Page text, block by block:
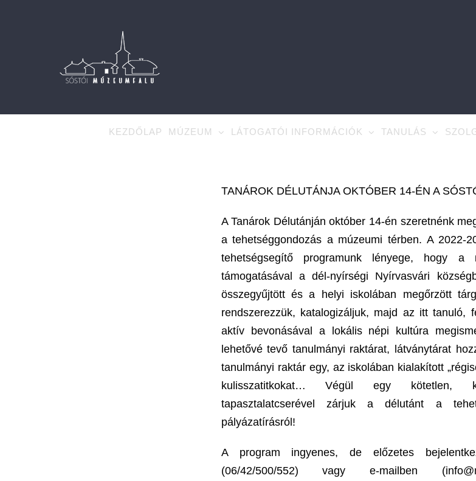
KEZDŐLAP MÚZEUM LÁTOGATÓI INFORMÁCIÓK TANULÁS
TANÁROK DÉLUTÁNJA OKTÓBER 14-ÉN A
A Tanárok Délutánján október 14-én szeretnénk
a tehetséggondozás a múzeumi térben. A 2022-
tehetségsegítő programunk lényege, hogy a
támogatásával a dél-nyírségi Nyírvasvári
összegyűjtött és a helyi iskolában megőrzött
rendszerezzük, katalogizáljuk, majd az itt tanuló,
aktív bevonásával a lokális népi kultúra
lehetővé tevő tanulmányi raktárat, látványtárat
tanulmányi raktár egy, az iskolában kialakított
kulisszatitkokat… Végül egy kötetlen,
tapasztalatcserével zárjuk a délutánt a
pályázatírásról!
A program ingyenes, de előzetes
(06/42/500/552) vagy e-mailben